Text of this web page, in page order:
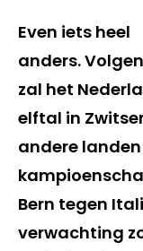
Even iets heel
anders.
zal het
elftal in
andere
Bern tegen
verwachting